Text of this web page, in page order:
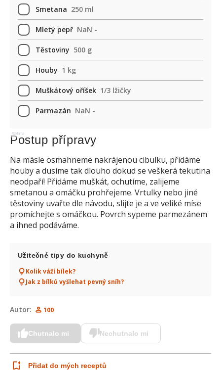
Smetana 250 ml
Mletý pepř NaN -
Těstoviny 500 g
Houby 1 kg
Muškátový oříšek 1/3 lžičky
Parmazán NaN -
Reklama
Postup přípravy
Na másle osmahneme nakrájenou cibulku, přidáme
houby a dusíme tak dlouho dokud se veškerá tekutina
neodpaří! Přidáme muškát, ochutíme, zalijeme
smetanou a omáčku prohřejeme. Vrtulky nebo jiné
těstoviny uvařte dle návodu, slijte je a ve veliké míse
promíchejte s omáčkou. Povrch sypeme parmezánem
a ihned podáváme.
Užitečné tipy do kuchyně
Kolik váží bílek?
Jak z bílků vyšlehat pevný sníh?
Autor: 100
Chutnalo mi Nechutnalo mi
Přidat do mých receptů